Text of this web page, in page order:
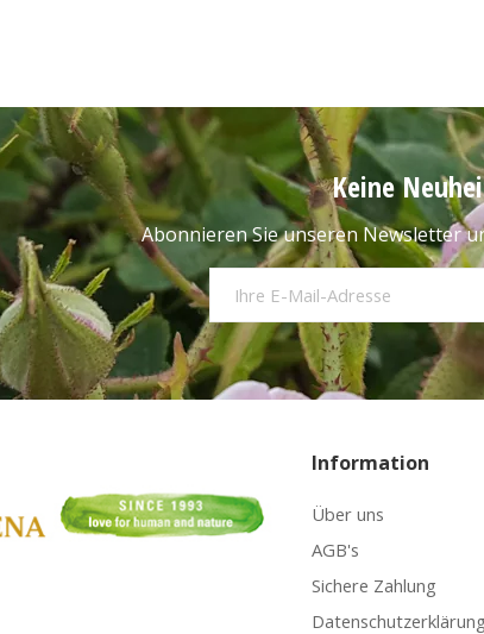
Keine
Abonnieren Sie unseren Newsletter
Information
Über uns
AGB's
Sichere Zahlung
Datenschutzerklärung